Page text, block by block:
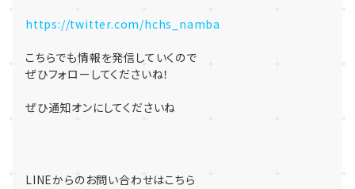
https://twitter.com/hchs_namba
こちらでも情報を発信していくので
ぜひフォローしてくださいね！
ぜひ通知オンにしてくださいね
LINEからのお問い合わせはこちら